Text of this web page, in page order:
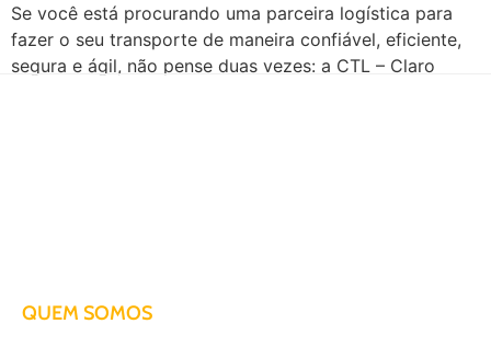
Se você está procurando uma parceira logística para
fazer o seu transporte de maneira confiável, eficiente,
segura e ágil, não pense duas vezes: a CTL – Claro
QUEM SOMOS